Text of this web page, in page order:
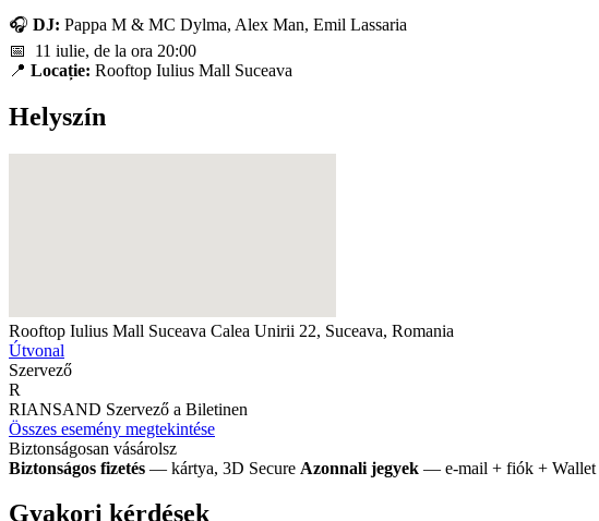
🎧 DJ: Pappa M & MC Dylma, Alex Man, Emil Lassaria
📅 11 iulie, de la ora 20:00
📍 Locație: Rooftop Iulius Mall Suceava
Helyszín
Rooftop Iulius Mall Suceava Calea Unirii 22, Suceava, Romania
Útvonal
Szervező
R
RIANSAND Szervező a Biletinen
Összes esemény megtekintése
Biztonságosan vásárolsz
Biztonságos fizetés — kártya, 3D Secure Azonnali jegyek — e-mail + fiók + Wallet
Gyakori kérdések